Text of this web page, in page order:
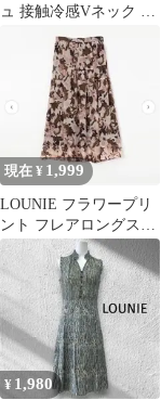
ュ 接触冷感Vネック 半
現在 ¥ 1,999
LOUNIE フラワープリ
ント フレアロングスカ
ート
¥ 1,980